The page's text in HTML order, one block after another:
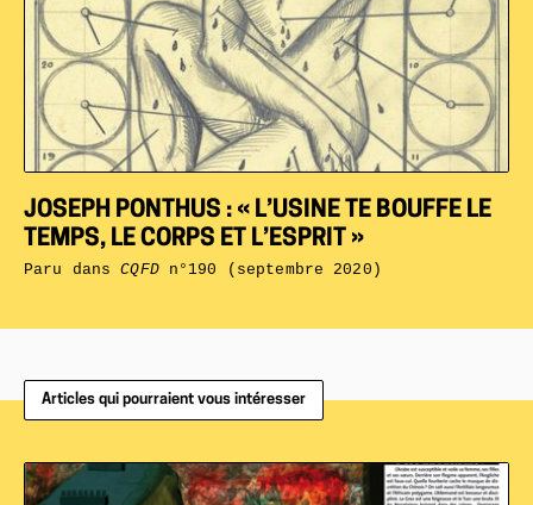
JOSEPH PONTHUS : « L’USINE TE BOUFFE LE
TEMPS, LE CORPS ET L’ESPRIT »
Paru dansCQFDn°190 (septembre 2020)
Articles qui pourraient vous intéresser